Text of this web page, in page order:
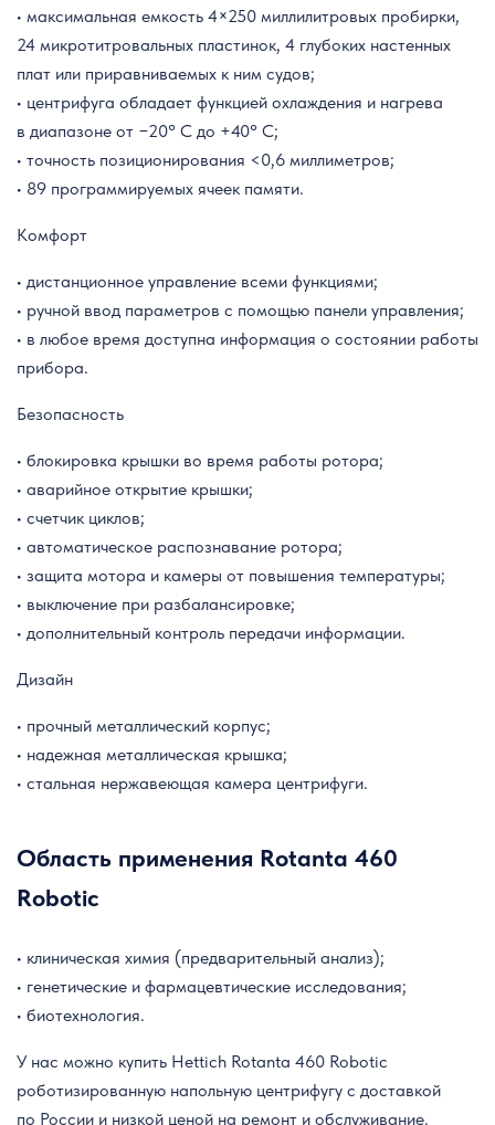
• максимальная емкость 4×250 миллилитровых пробирки,
24 микротитровальных пластинок, 4 глубоких настенных
плат или приравниваемых к ним судов;
• центрифуга обладает функцией охлаждения и нагрева
в диапазоне от −20° C до +40° C;
• точность позиционирования <0,6 миллиметров;
• 89 программируемых ячеек памяти.
Комфорт
• дистанционное управление всеми функциями;
• ручной ввод параметров с помощью панели управления;
• в любое время доступна информация о состоянии работы
прибора.
Безопасность
• блокировка крышки во время работы ротора;
• аварийное открытие крышки;
• счетчик циклов;
• автоматическое распознавание ротора;
• защита мотора и камеры от повышения температуры;
• выключение при разбалансировке;
• дополнительный контроль передачи информации.
Дизайн
• прочный металлический корпус;
• надежная металлическая крышка;
• стальная нержавеющая камера центрифуги.
Область применения Rotanta 460
Robotic
• клиническая химия (предварительный анализ);
• генетические и фармацевтические исследования;
• биотехнология.
У нас можно купить Hettich Rotanta 460 Robotic
роботизированную напольную центрифугу с доставкой
по России и низкой ценой на ремонт и обслуживание.